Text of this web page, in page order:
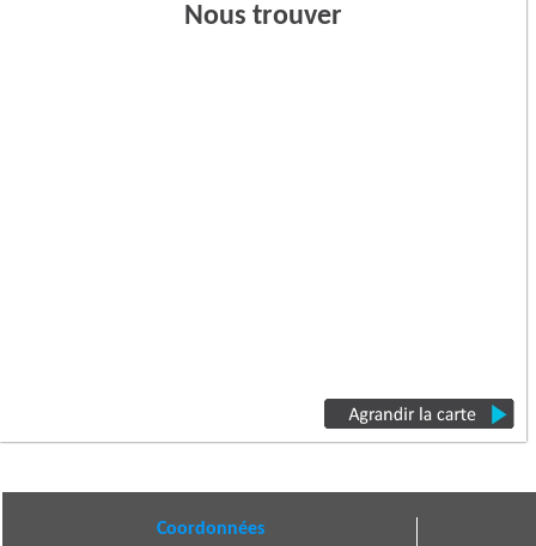
Nous trouver
Coordonnées